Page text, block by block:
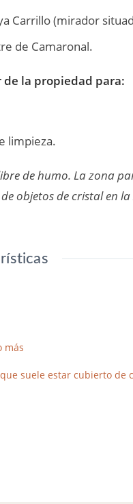
Carrillo (mirador
de Camaronal.
la propiedad para:
limpieza.
de humo. La zona
objetos de cristal en
más
suele estar cubierto de